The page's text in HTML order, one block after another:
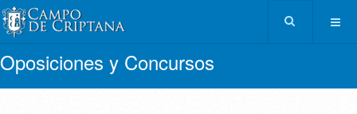
Oposiciones y Concursos